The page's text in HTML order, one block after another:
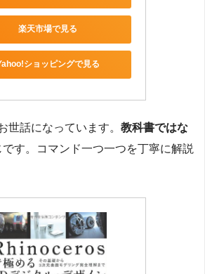
楽天市場で見る
ショッピングで見る
世話になっています。 教科書ではな
です。コマンド一つ一つを丁寧に解説